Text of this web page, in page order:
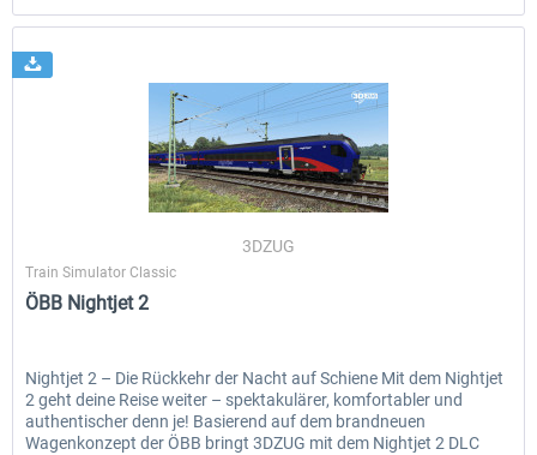
3DZUG
Train Simulator Classic
ÖBB Nightjet 2
Nightjet 2 – Die Rückkehr der Nacht auf Schiene Mit dem Nightjet
2 geht deine Reise weiter – spektakulärer, komfortabler und
authentischer denn je! Basierend auf dem brandneuen
Wagenkonzept der ÖBB bringt 3DZUG mit dem Nightjet 2 DLC